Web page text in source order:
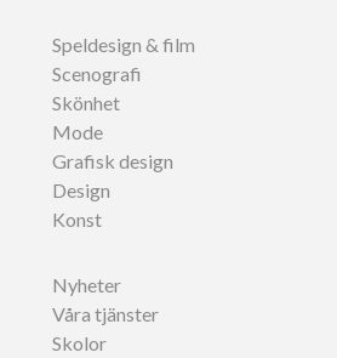
Speldesign & film
Scenografi
Skönhet
Mode
Grafisk design
Design
Konst
Nyheter
Våra tjänster
Skolor